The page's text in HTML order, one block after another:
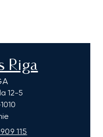
Riga
12-5
115